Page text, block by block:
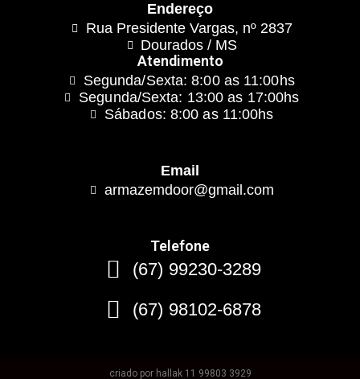
Endereço
Rua Presidente Vargas, nº 2837
Dourados / MS
Atendimento
Segunda/Sexta: 8:00 as 11:00hs
Segunda/Sexta: 13:00 as 17:00hs
Sábados: 8:00 as 11:00hs
Email
armazemdoor@gmail.com
Telefone
(67) 99230-3289
(67) 98102-6878
criado por hallak 11 99803 3929